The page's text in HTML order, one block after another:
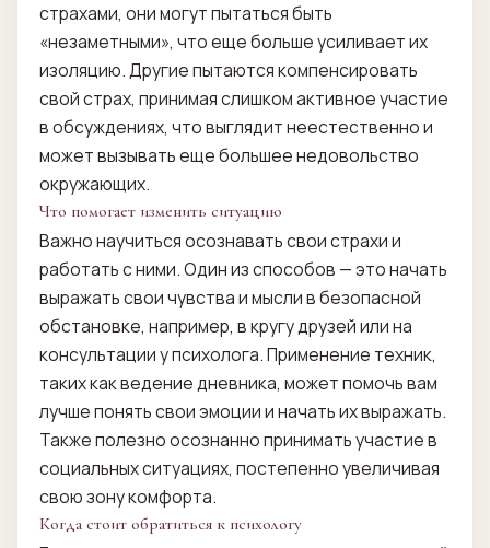
страхами, они могут пытаться быть
«незаметными», что еще больше усиливает их
изоляцию. Другие пытаются компенсировать
свой страх, принимая слишком активное участие
в обсуждениях, что выглядит неестественно и
может вызывать еще большее недовольство
окружающих.
Что помогает изменить ситуацию
Важно научиться осознавать свои страхи и
работать с ними. Один из способов — это начать
выражать свои чувства и мысли в безопасной
обстановке, например, в кругу друзей или на
консультации у психолога. Применение техник,
таких как ведение дневника, может помочь вам
лучше понять свои эмоции и начать их выражать.
Также полезно осознанно принимать участие в
социальных ситуациях, постепенно увеличивая
свою зону комфорта.
Когда стоит обратиться к психологу